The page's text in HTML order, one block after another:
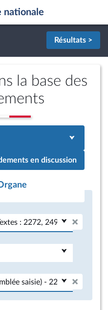
nationale
Résultats >
la base des
en discussion